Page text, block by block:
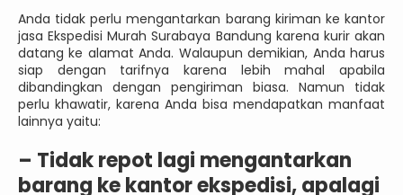
Anda tidak perlu mengantarkan barang kiriman ke kantor
jasa Ekspedisi Murah Surabaya Bandung karena kurir akan
datang ke alamat Anda. Walaupun demikian, Anda harus
siap dengan tarifnya karena lebih mahal apabila
dibandingkan dengan pengiriman biasa. Namun tidak
perlu khawatir, karena Anda bisa mendapatkan manfaat
lainnya yaitu:
– Tidak repot lagi mengantarkan
barang ke kantor ekspedisi, apalagi